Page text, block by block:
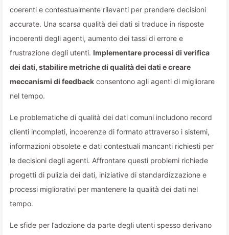
coerenti e contestualmente rilevanti per prendere decisioni
accurate. Una scarsa qualità dei dati si traduce in risposte
incoerenti degli agenti, aumento dei tassi di errore e
frustrazione degli utenti. Implementare processi di verifica
dei dati, stabilire metriche di qualità dei dati e creare
meccanismi di feedback consentono agli agenti di migliorare
nel tempo.
Le problematiche di qualità dei dati comuni includono record
clienti incompleti, incoerenze di formato attraverso i sistemi,
informazioni obsolete e dati contestuali mancanti richiesti per
le decisioni degli agenti. Affrontare questi problemi richiede
progetti di pulizia dei dati, iniziative di standardizzazione e
processi migliorativi per mantenere la qualità dei dati nel
tempo.
Le sfide per l’adozione da parte degli utenti spesso derivano